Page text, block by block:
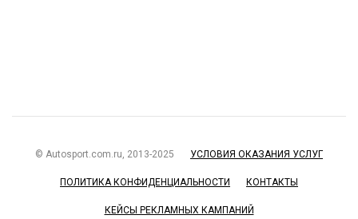
© Autosport.com.ru, 2013-2025 УСЛОВИЯ ОКАЗАНИЯ УСЛУГ
ПОЛИТИКА КОНФИДЕНЦИАЛЬНОСТИ КОНТАКТЫ
КЕЙСЫ РЕКЛАМНЫХ КАМПАНИЙ